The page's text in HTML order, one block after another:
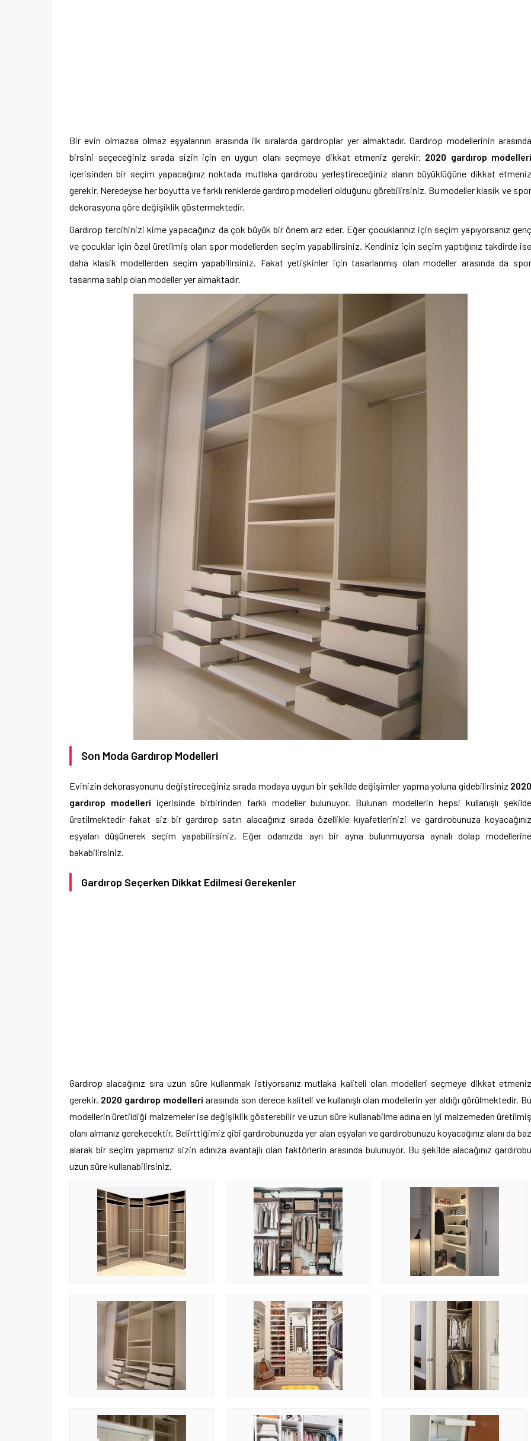
Bir evin olmazsa olmaz eşyalarının arasında ilk sıralarda gardıroplar yer almaktadır. Gardırop modellerinin arasında
birsini seçeceğiniz sırada sizin için en uygun olanı seçmeye dikkat etmeniz gerekir. 2020 gardırop modelleri
içerisinden bir seçim yapacağınız noktada mutlaka gardırobu yerleştireceğiniz alanın büyüklüğüne dikkat etmeniz
gerekir. Neredeyse her boyutta ve farklı renklerde gardırop modelleri olduğunu görebilirsiniz. Bu modeller klasik ve spor
dekorasyona göre değişiklik göstermektedir.
Gardırop tercihinizi kime yapacağınız da çok büyük bir önem arz eder. Eğer çocuklarınız için seçim yapıyorsanız genç
ve çocuklar için özel üretilmiş olan spor modellerden seçim yapabilirsiniz. Kendiniz için seçim yaptığınız takdirde ise
daha klasik modellerden seçim yapabilirsiniz. Fakat yetişkinler için tasarlanmış olan modeller arasında da spor
tasarıma sahip olan modeller yer almaktadır.
Son Moda Gardırop Modelleri
Evinizin dekorasyonunu değiştireceğiniz sırada modaya uygun bir şekilde değişimler yapma yoluna gidebilirsiniz 2020
gardırop modelleri içerisinde birbirinden farklı modeller bulunuyor. Bulunan modellerin hepsi kullanışlı şekilde
üretilmektedir fakat siz bir gardırop satın alacağınız sırada özellikle kıyafetlerinizi ve gardırobunuza koyacağınız
eşyaları düşünerek seçim yapabilirsiniz. Eğer odanızda ayrı bir ayna bulunmuyorsa aynalı dolap modellerine
bakabilirsiniz.
Gardırop Seçerken Dikkat Edilmesi Gerekenler
Gardırop alacağınız sıra uzun süre kullanmak istiyorsanız mutlaka kaliteli olan modelleri seçmeye dikkat etmeniz
gerekir. 2020 gardırop modelleri arasında son derece kaliteli ve kullanışlı olan modellerin yer aldığı görülmektedir. Bu
modellerin üretildiği malzemeler ise değişiklik gösterebilir ve uzun süre kullanabilme adına en iyi malzemeden üretilmiş
olanı almanız gerekecektir. Belirttiğimiz gibi gardırobunuzda yer alan eşyaları ve gardırobunuzu koyacağınız alanı da baz
alarak bir seçim yapmanız sizin adınıza avantajlı olan faktörlerin arasında bulunuyor. Bu şekilde alacağınız gardırobu
uzun süre kullanabilirsiniz.